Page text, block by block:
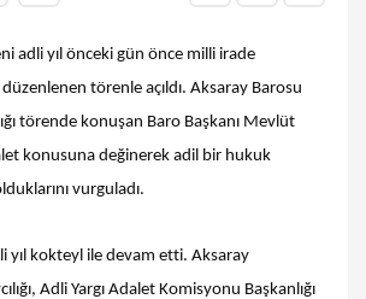
adli yıl önceki gün önce milli irade
törenle açıldı. Aksaray Barosu
törende konuşan Baro Başkanı Mevlüt
konusuna değinerek adil bir hukuk
vurguladı.
yıl kokteyl ile devam etti. Aksaray
Adli Yargı Adalet Komisyonu Başkanlığı